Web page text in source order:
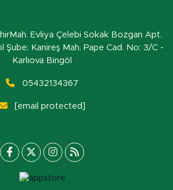
Evliya Çelebi Sokak Bozgan Apt.
Şube: Kanireş Mah. Pape Cad. No: 3/C -
Karlıova Bingöl
05432134367
[email protected]